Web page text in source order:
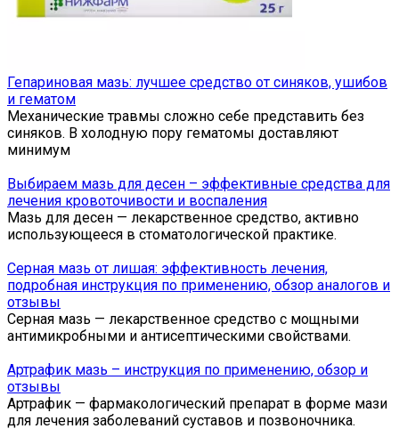
Гепариновая мазь: лучшее средство от синяков, ушибов
и гематом
Механические травмы сложно себе представить без
синяков. В холодную пору гематомы доставляют
минимум
Выбираем мазь для десен – эффективные средства для
лечения кровоточивости и воспаления
Мазь для десен — лекарственное средство, активно
использующееся в стоматологической практике.
Серная мазь от лишая: эффективность лечения,
подробная инструкция по применению, обзор аналогов и
отзывы
Серная мазь — лекарственное средство с мощными
антимикробными и антисептическими свойствами.
Артрафик мазь – инструкция по применению, обзор и
отзывы
Артрафик — фармакологический препарат в форме мази
для лечения заболеваний суставов и позвоночника.